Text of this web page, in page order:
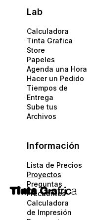
Lab
Calculadora
Tinta Grafica
Store
Papeles​
Agenda una Hora
Hacer un Pedido
Tiempos de
Entrega
Sube tus
Archivos
Información
Lista de Precios
Proyectos
Preguntas
Frecuentes
Calculadora
de Impresión
Tinta Grafrica